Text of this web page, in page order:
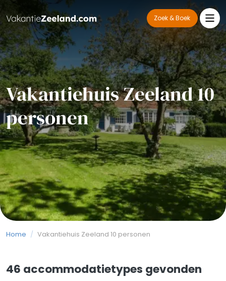
Zoek & Boek
Vakantiehuis Zeeland 10
personen
Home / Vakantiehuis Zeeland 10 personen
46 accommodatietypes gevonden